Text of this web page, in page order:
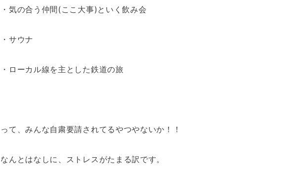
・気の合う仲間(ここ大事)といく飲み会
・サウナ
・ローカル線を主とした鉄道の旅
って、みんな自粛要請されてるやつやないか！！
なんとはなしに、ストレスがたまる訳です。